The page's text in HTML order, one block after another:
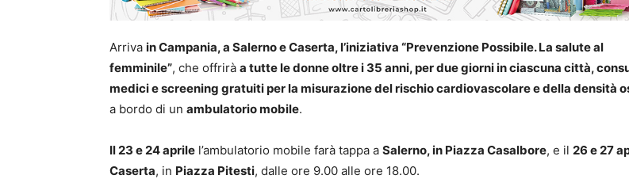
Arriva in Campania, a Salerno e Caserta, l’iniziativa “Prevenzione Possibile. La salute al
femminile”, che offrirà a tutte le donne oltre i 35 anni, per due giorni in ciascuna città,
medici e screening gratuiti per la misurazione del rischio cardiovascolare e della densità
a bordo di un ambulatorio mobile.
Il 23 e 24 aprile l’ambulatorio mobile farà tappa a Salerno, in Piazza Casalbore, e il 26 e 27
Caserta, in Piazza Pitesti, dalle ore 9.00 alle ore 18.00.